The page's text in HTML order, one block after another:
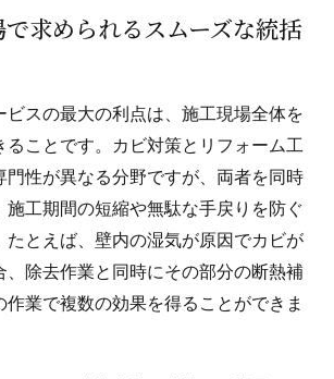
求められるスムーズな統括
ビスの最大の利点は、施工現場全体を
ることです。カビ対策とリフォーム工
門性が異なる分野ですが、両者を同時
施工期間の短縮や無駄な手戻りを防ぐ
たとえば、壁内の湿気が原因でカビが
、除去作業と同時にその部分の断熱補
作業で複数の効果を得ることができま